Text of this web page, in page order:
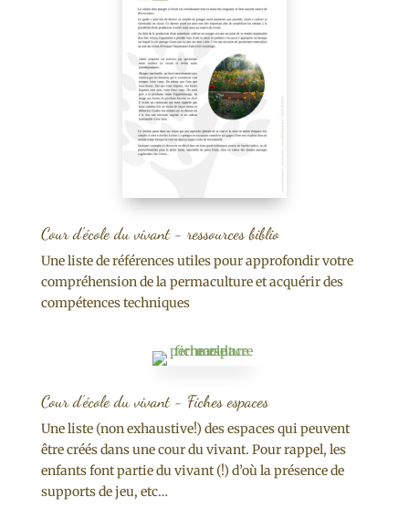
Cour d'école du vivant - ressources biblio
Une liste de références utiles pour approfondir votre
compréhension de la permaculture et acquérir des
compétences techniques
Cour d'école du vivant - Fiches espaces
Une liste (non exhaustive!) des espaces qui peuvent
être créés dans une cour du vivant. Pour rappel, les
enfants font partie du vivant (!) d’où la présence de
supports de jeu, etc…